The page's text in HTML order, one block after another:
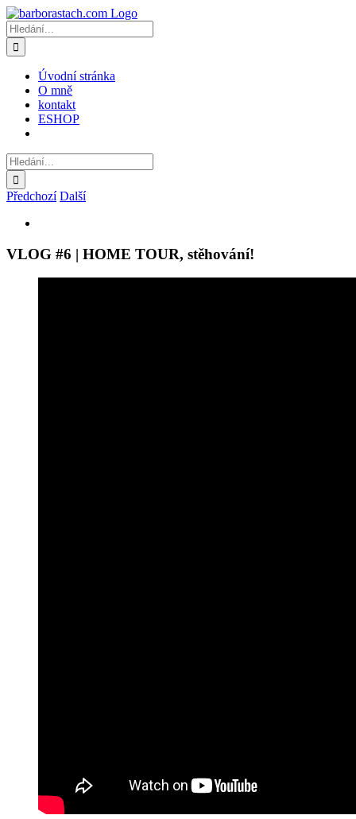
Přeskočit
na
obsah
Hledat:
Úvodní stránka
O mně
kontakt
ESHOP
Hledat:
Předchozí Další
obrázek
VLOG #6 | HOME TOUR, stěhování!